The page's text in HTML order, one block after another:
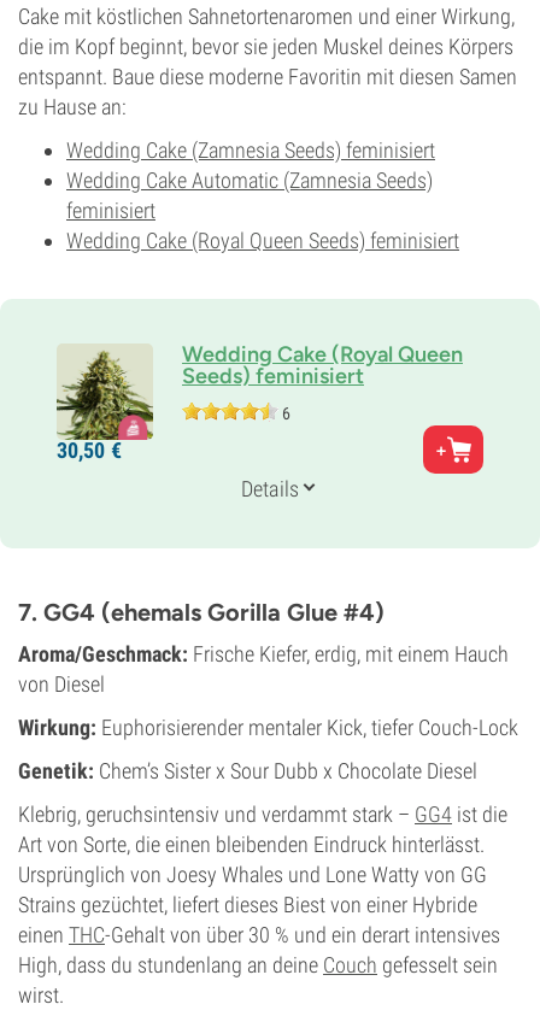
Cake mit köstlichen Sahnetortenaromen und einer Wirkung,
die im Kopf beginnt, bevor sie jeden Muskel deines Körpers
entspannt. Baue diese moderne Favoritin mit diesen Samen
zu Hause an:
Wedding Cake (Zamnesia Seeds) feminisiert
Wedding Cake Automatic (Zamnesia Seeds)
feminisiert
Wedding Cake (Royal Queen Seeds) feminisiert
Wedding Cake (Royal Queen
Seeds) feminisiert
6
Eltern
Girl Scout Cookies x Cherry Pie
20% Sativa
9-10 wochen
20%
CBD
Gering
30,50 €
Details
7. GG4 (ehemals Gorilla Glue #4)
Aroma/Geschmack: Frische Kiefer, erdig, mit einem Hauch
von Diesel
Wirkung: Euphorisierender mentaler Kick, tiefer Couch-Lock
Genetik: Chem’s Sister x Sour Dubb x Chocolate Diesel
Klebrig, geruchsintensiv und verdammt stark – GG4 ist die
Art von Sorte, die einen bleibenden Eindruck hinterlässt.
Ursprünglich von Joesy Whales und Lone Watty von GG
Strains gezüchtet, liefert dieses Biest von einer Hybride
einen THC-Gehalt von über 30 % und ein derart intensives
High, dass du stundenlang an deine Couch gefesselt sein
wirst.